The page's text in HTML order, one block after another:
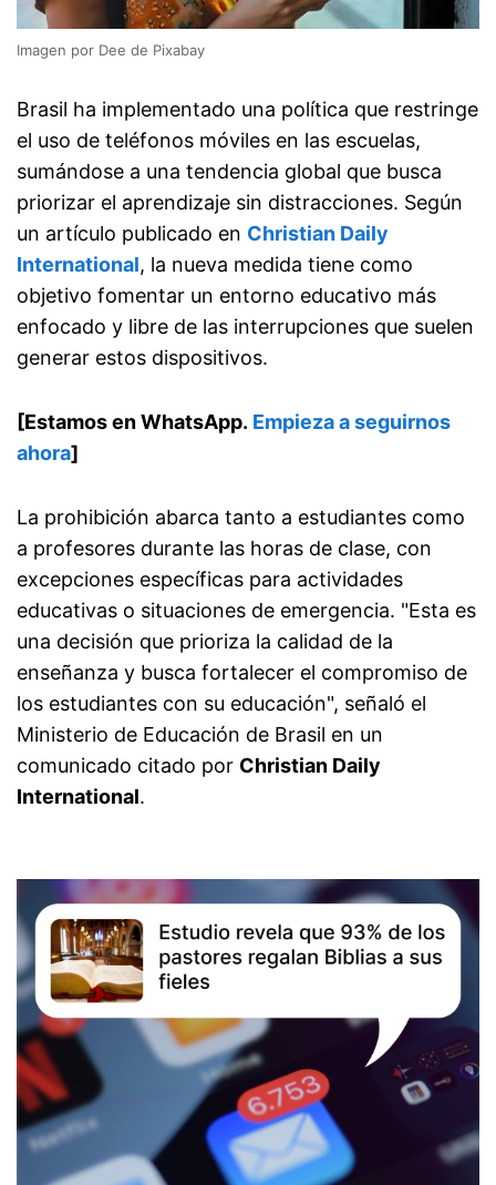
Imagen por Dee de Pixabay
Brasil ha implementado una política que restringe
el uso de teléfonos móviles en las escuelas,
sumándose a una tendencia global que busca
priorizar el aprendizaje sin distracciones. Según
un artículo publicado en Christian Daily
International, la nueva medida tiene como
objetivo fomentar un entorno educativo más
enfocado y libre de las interrupciones que suelen
generar estos dispositivos.
[Estamos en WhatsApp. Empieza a seguirnos
ahora]
La prohibición abarca tanto a estudiantes como
a profesores durante las horas de clase, con
excepciones específicas para actividades
educativas o situaciones de emergencia. "Esta es
una decisión que prioriza la calidad de la
enseñanza y busca fortalecer el compromiso de
los estudiantes con su educación", señaló el
Ministerio de Educación de Brasil en un
comunicado citado por Christian Daily
International.